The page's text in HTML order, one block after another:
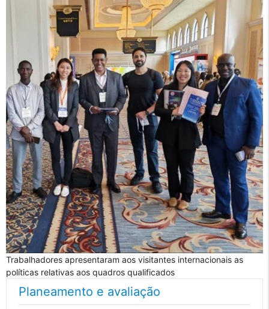
Trabalhadores apresentaram aos visitantes internacionais as
políticas relativas aos quadros qualificados
Planeamento e avaliação